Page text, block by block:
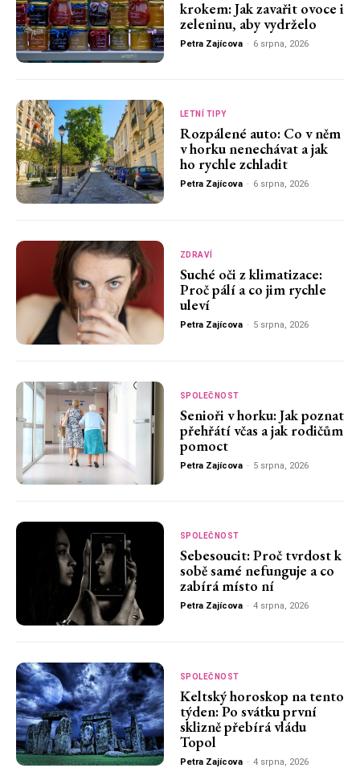
krokem: Jak zavařit ovoce i
zeleninu, aby vydrželo
Petra Zajícova - 6 srpna, 2026
LETNÍ TIPY
Rozpálené auto: Co v něm
v horku nenechávat a jak
ho rychle zchladit
Petra Zajícova - 6 srpna, 2026
ZDRAVÍ
Suché oči z klimatizace:
Proč pálí a co jim rychle
uleví
Petra Zajícova - 5 srpna, 2026
SPOLEČNOST
Senioři v horku: Jak poznat
přehřátí včas a jak rodičům
pomoct
Petra Zajícova - 5 srpna, 2026
SPOLEČNOST
Sebesoucit: Proč tvrdost k
sobě samé nefunguje a co
zabírá místo ní
Petra Zajícova - 4 srpna, 2026
SPOLEČNOST
Keltský horoskop na tento
týden: Po svátku první
sklizně přebírá vládu
Topol
Petra Zajícova - 4 srpna, 2026